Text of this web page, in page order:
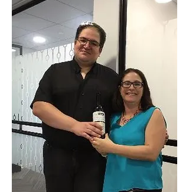
הדברים שאתם אמרתם
עידו מספר כיצד "כללי המשחק" הפכו אותו ליותר
אפקטיבי